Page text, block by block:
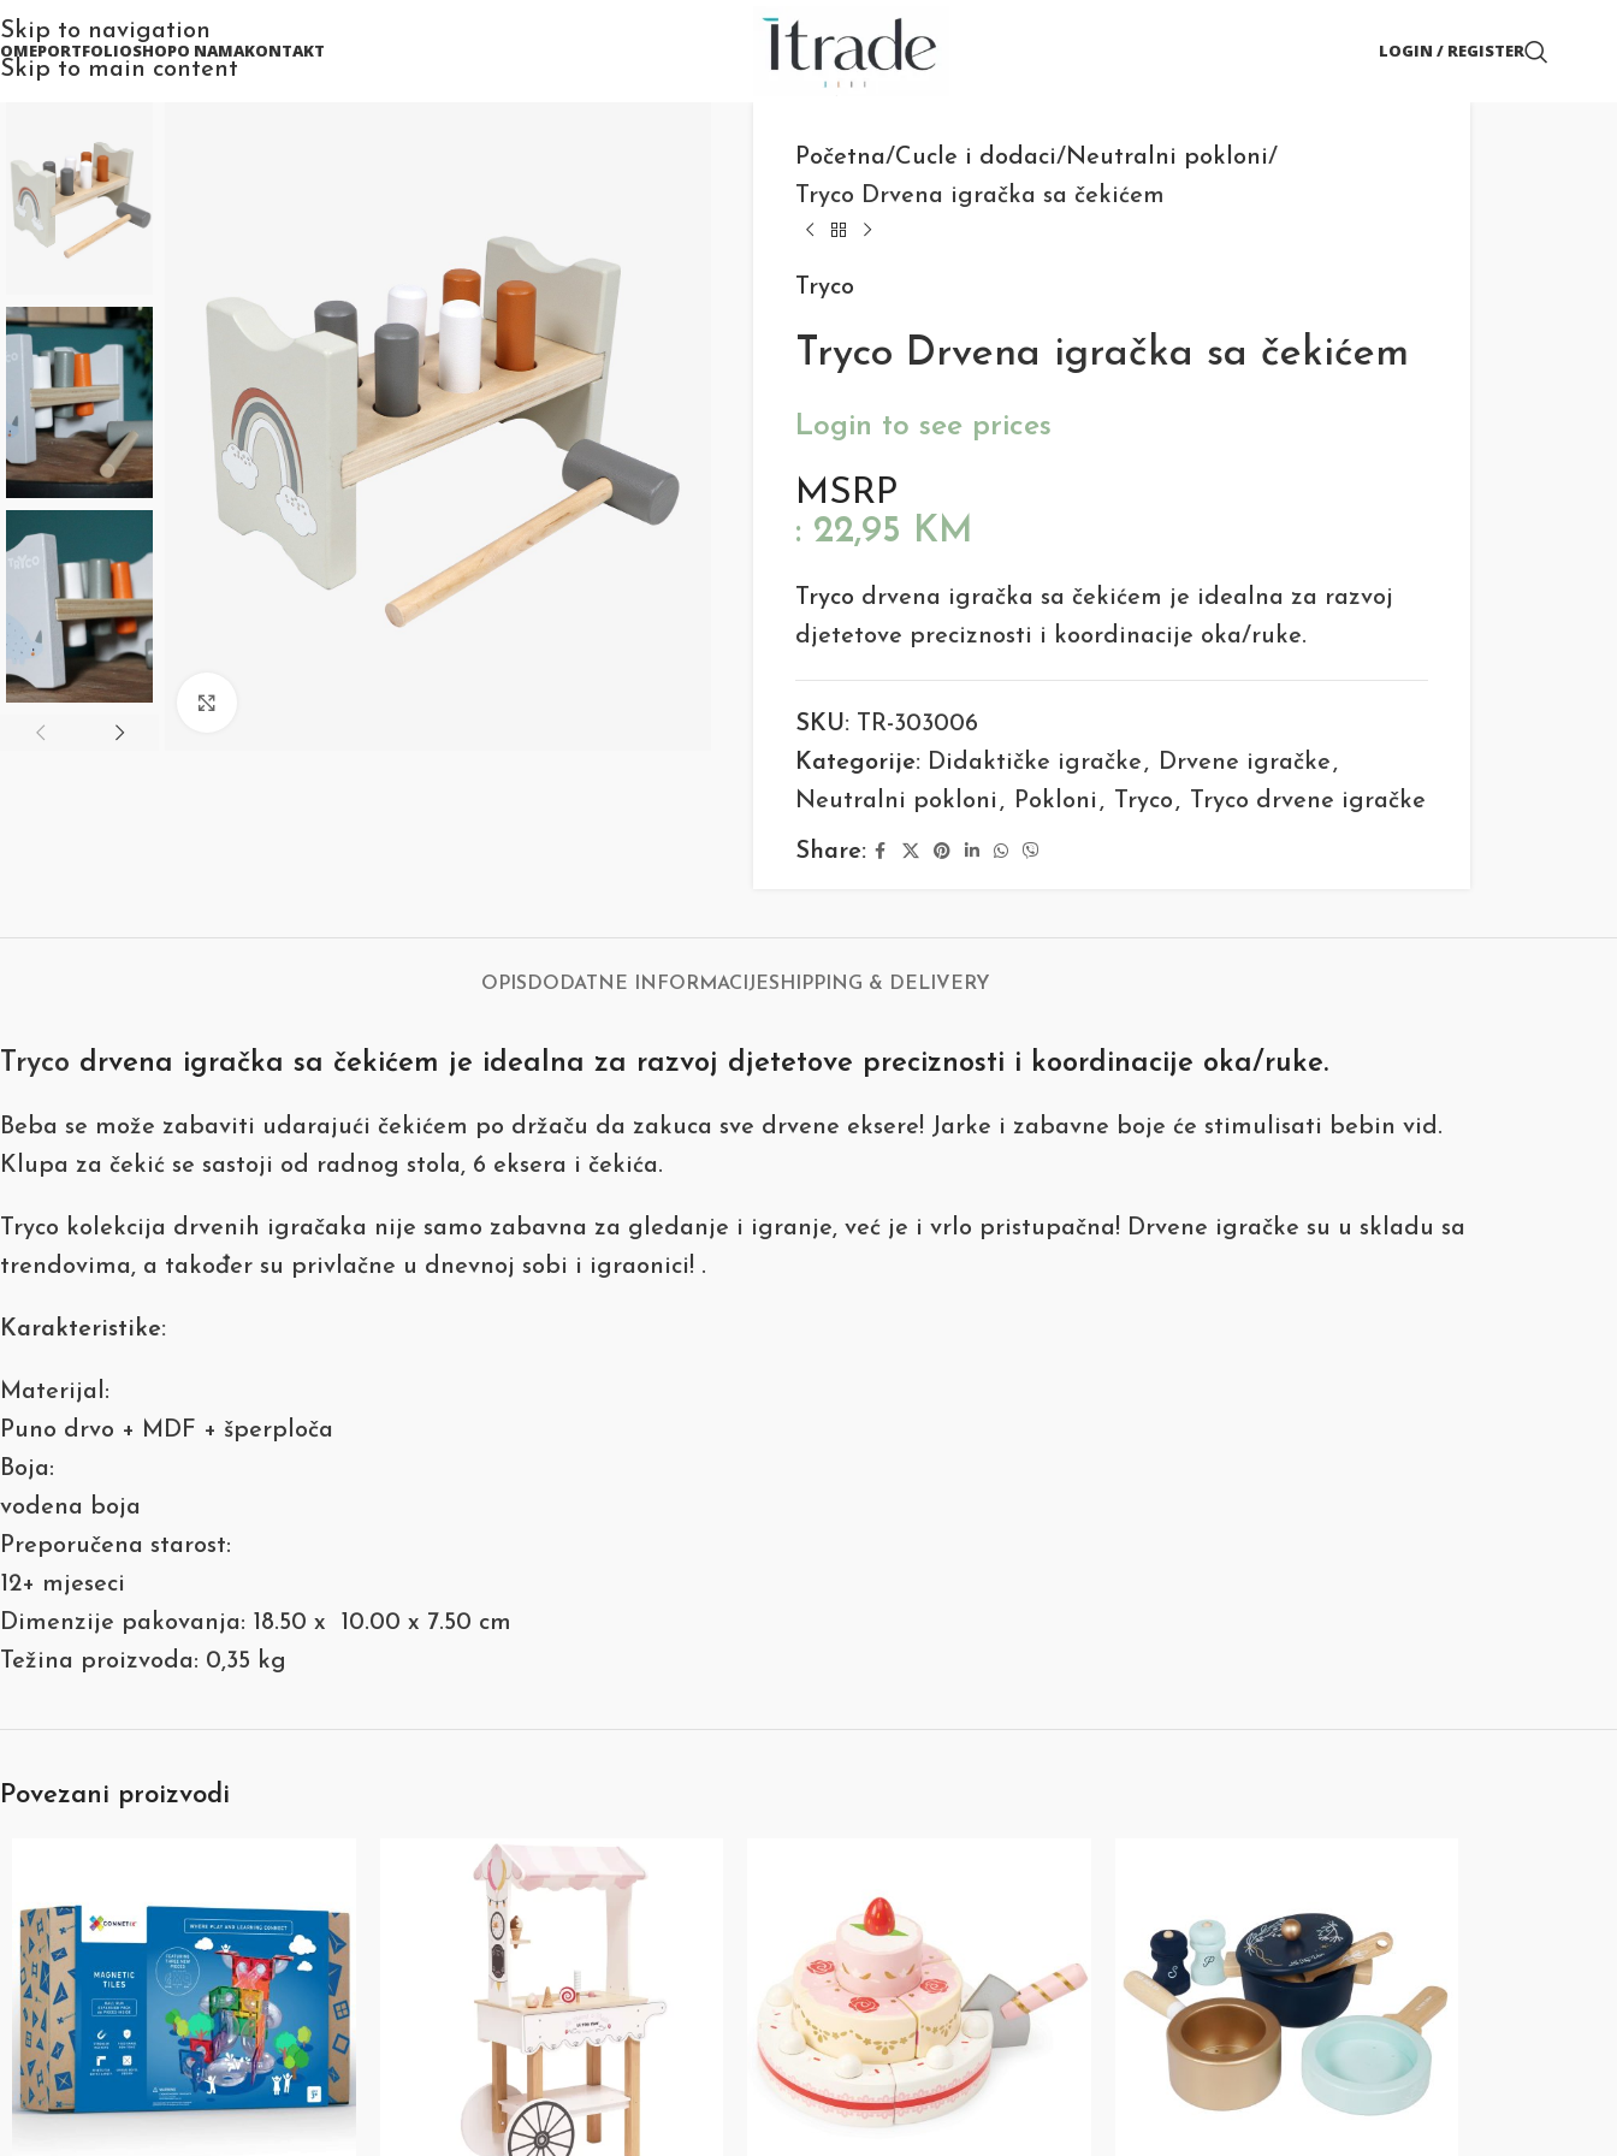
Skip to navigation
Skip to main content
PORTFOLIOSHOPO NAMAKONTAKT LOGIN / REGISTER
Početna Cucle i dodaci Neutralni pokloni
Tryco Drvena igračka sa čekićem
Tryco
Tryco Drvena igračka sa čekićem
Login to see prices
MSRP
: 22,95 KM
Tryco drvena igračka sa čekićem je idealna za razvoj
djetetove preciznosti i koordinacije oka/ruke.
SKU: TR-303006
Kategorije: Didaktičke igračke , Drvene igračke ,
Neutralni pokloni , Pokloni , Tryco , Tryco drvene igračke
Share:
OPIS DODATNE INFORMACIJESHIPPING & DELIVERY
Tryco drvena igračka sa čekićem je idealna za razvoj djetetove preciznosti i koordinacije oka/ruke.
Beba se može zabaviti udarajući čekićem po držaču da zakuca sve drvene eksere! Jarke i zabavne boje će stimulisati bebin vid.
Klupa za čekić se sastoji od radnog stola, 6 eksera i čekića.
Tryco kolekcija drvenih igračaka nije samo zabavna za gledanje i igranje, već je i vrlo pristupačna! Drvene igračke su u skladu sa
trendovima, a također su privlačne u dnevnoj sobi i igraonici! .
Karakteristike:
Materijal:
Puno drvo + MDF + šperploča
Boja:
vodena boja
Preporučena starost:
12+ mjeseci
Dimenzije pakovanja: 18.50 x 10.00 x 7.50 cm
Težina proizvoda: 0,35 kg
Povezani proizvodi